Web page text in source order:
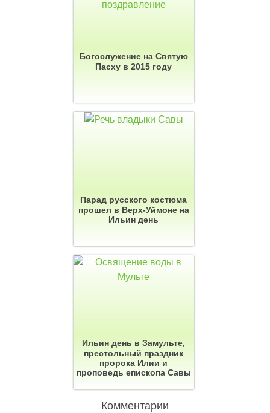
Богослужение на Святую
Пасху в 2015 году
Парад русского костюма
прошел в Верх-Уймоне на
Ильин день
Ильин день в Замульте,
престольный праздник
пророка Илии и
проповедь епископа Савы
Комментарии